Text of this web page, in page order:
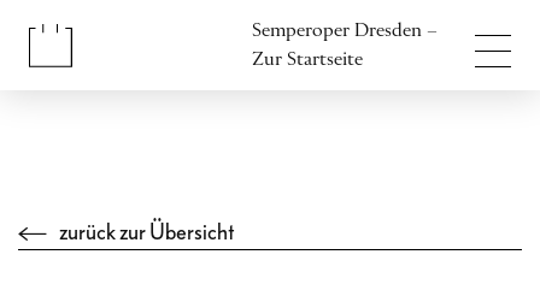
Semperoper Dresden –
Zur Startseite
zurück zur Übersicht